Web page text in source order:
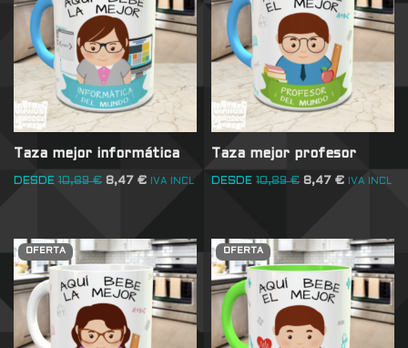
Taza mejor informática
DESDE 10,89€ 8,47 € IVA INCL
Taza mejor profesor
DESDE 10,89€ 8,47€ IVA INCL
OFERTA OFERTA